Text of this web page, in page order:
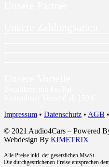
Impressum • Datenschutz • AGB •
© 2021 Audio4Cars – Powered
Webdesign By KIMETRIX
Alle Preise inkl. der gesetzlichen MwSt.
Die durchgestrichenen Preise entsprechen